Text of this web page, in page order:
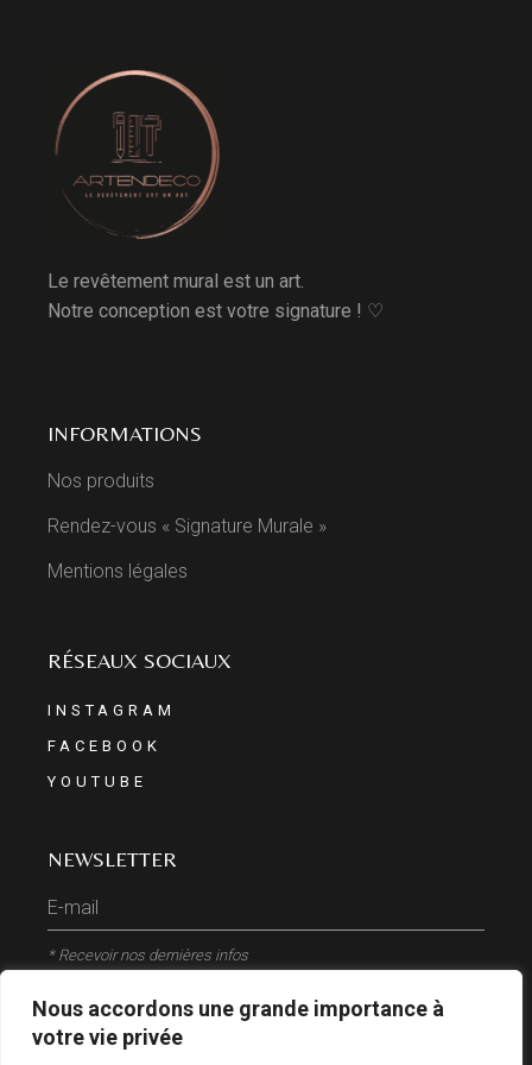
Nous accordons une grande importance à
votre vie privée
Le revêtement mural est un art.
Notre conception est votre signature ! ♡
INFORMATIONS
Nos produits
Rendez-vous « Signature Murale »
Mentions légales
RÉSEAUX SOCIAUX
INSTAGRAM
FACEBOOK
YOUTUBE
NEWSLETTER
* Recevoir nos dernières infos
ENVOYER